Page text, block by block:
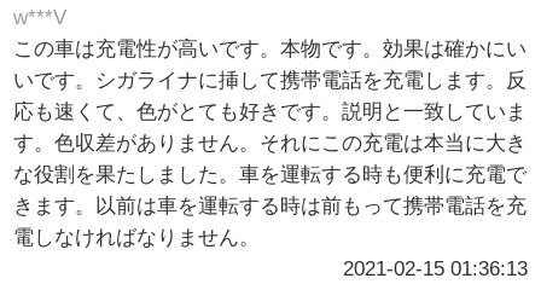
w***V
この車は充電性が高いです。本物です。効果は確かにい
いです。シガライナに挿して携帯電話を充電します。反
応も速くて、色がとても好きです。説明と一致していま
す。色収差がありません。それにこの充電は本当に大き
な役割を果たしました。車を運転する時も便利に充電で
きます。以前は車を運転する時は前もって携帯電話を充
電しなければなりません。
2021-02-15 01:36:13